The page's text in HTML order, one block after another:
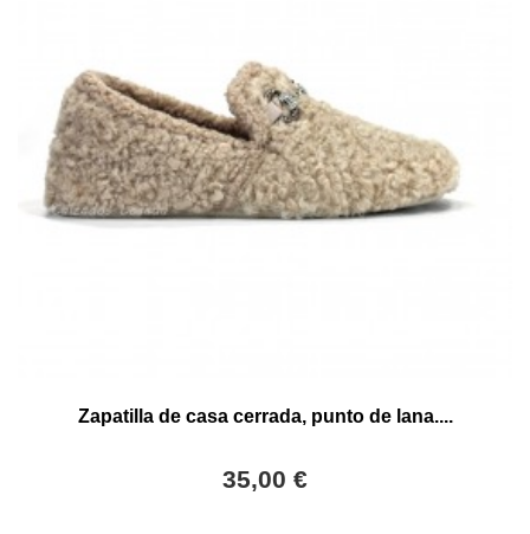
Zapatilla de casa cerrada, punto de lana....
35,00 €